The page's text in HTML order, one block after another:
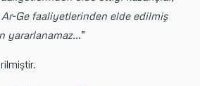
Ar-Ge faaliyetlerinden elde edilmiş
yararlanamaz...”